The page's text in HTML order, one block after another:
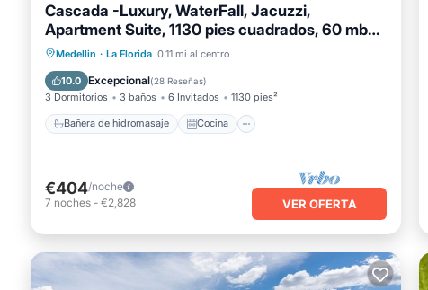
Cascada -Luxury, WaterFall, Jacuzzi,
Apartment Suite, 1130 pies cuadrados, 60 mbps
Wifi
Medellin · La Florida 0.11 mi al centro
10.0 Excepcional(28 Reseñas)
3 Dormitorios 3 baños 6 Invitados 1130 pies²
Bañera de hidromasaje Cocina
Bañera de hidromasaje
Aire acondicionado
€404/noche
7 noches - €2,828 VER OFERTA